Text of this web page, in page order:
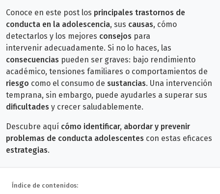
Conoce en este post los principales trastornos de
conducta en la adolescencia, sus causas, cómo
detectarlos y los mejores consejos para
intervenir adecuadamente. Si no lo haces, las
consecuencias pueden ser graves: bajo rendimiento
académico, tensiones familiares o comportamientos de
riesgo como el consumo de sustancias. Una intervención
temprana, sin embargo, puede ayudarles a superar sus
dificultades y crecer saludablemente.
Descubre aquí cómo identificar, abordar y prevenir
problemas de conducta adolescentes con estas eficaces
estrategias.
Índice de contenidos: